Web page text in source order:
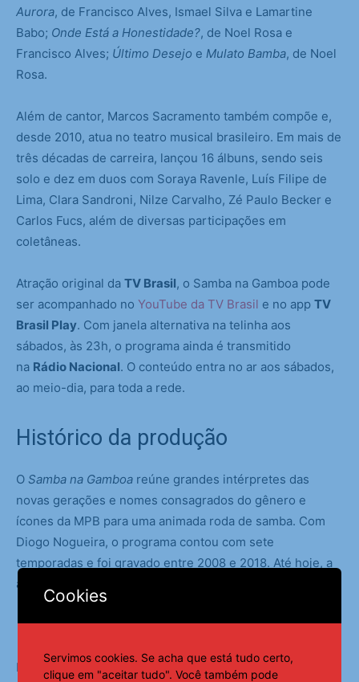
Aurora, de Francisco Alves, Ismael Silva e Lamartine
Babo; Onde Está a Honestidade?, de Noel Rosa e
Francisco Alves; Último Desejo e Mulato Bamba, de Noel
Rosa.
Além de cantor, Marcos Sacramento também compõe e,
desde 2010, atua no teatro musical brasileiro. Em mais de
três décadas de carreira, lançou 16 álbuns, sendo seis
solo e dez em duos com Soraya Ravenle, Luís Filipe de
Lima, Clara Sandroni, Nilze Carvalho, Zé Paulo Becker e
Carlos Fucs, além de diversas participações em
coletâneas.
Atração original da TV Brasil, o Samba na Gamboa pode
ser acompanhado no YouTube da TV Brasil e no app TV
Brasil Play. Com janela alternativa na telinha aos
sábados, às 23h, o programa ainda é transmitido
na Rádio Nacional. O conteúdo entra no ar aos sábados,
ao meio-dia, para toda a rede.
Histórico da produção
O Samba na Gamboa reúne grandes intérpretes das
novas gerações e nomes consagrados do gênero e
ícones da MPB para uma animada roda de samba. Com
Diogo Nogueira, o programa contou com sete
temporadas e foi gravado entre 2008 e 2018. Até hoje, a
atração faz parte da grade do canal público.
Fonte:Agência Brasil
Cookies
Servimos cookies. Se acha que está tudo certo,
clique em "aceitar tudo". Você também pode